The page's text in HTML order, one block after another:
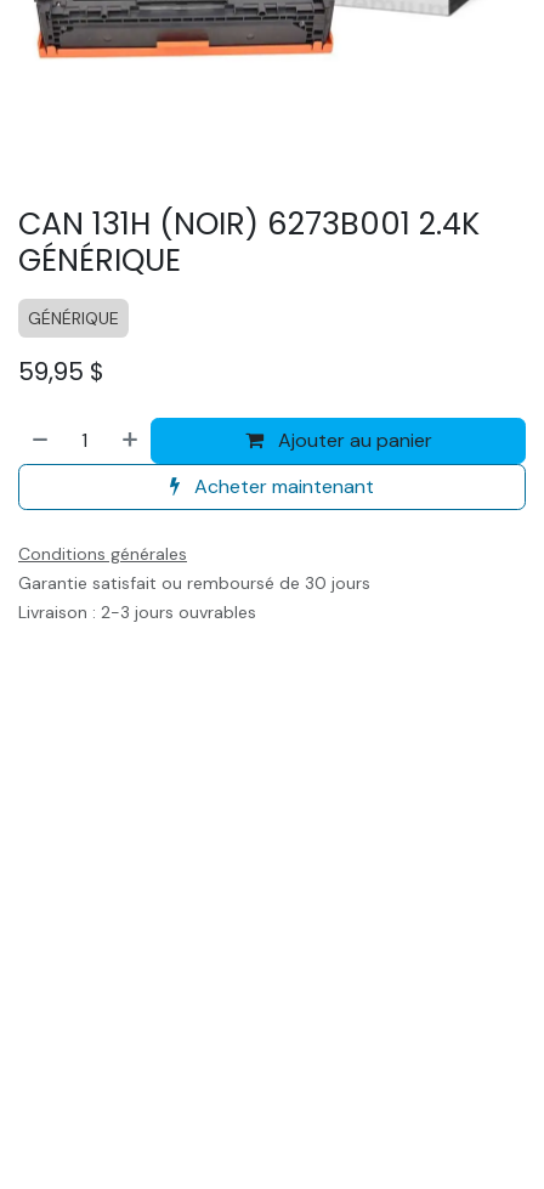
CAN 131H (NOIR) 6273B001 2.4K
GÉNÉRIQUE
GÉNÉRIQUE
59,95 $
Ajouter au panier
Acheter maintenant
Conditions générales
Garantie satisfait ou remboursé de 30 jours
Livraison : 2-3 jours ouvrables